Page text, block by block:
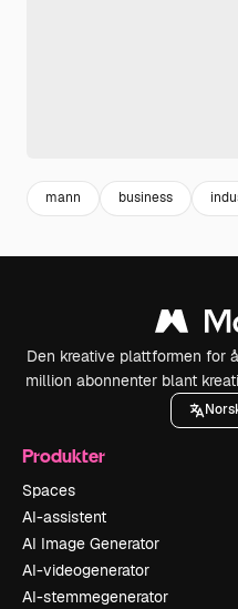
mann business
Den kreative plattformen for
million abonnenter blant
Produkter
Spaces
AI-assistent
AI Image Generator
AI-videogenerator
AI-stemmegenerator